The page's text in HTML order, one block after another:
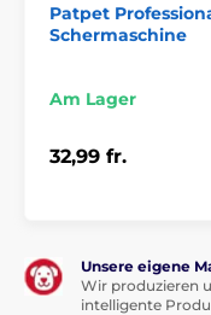
Patpet
Schermaschine
Am Lager
32,99 fr.
Unsere eigene
Wir produzieren
intelligente